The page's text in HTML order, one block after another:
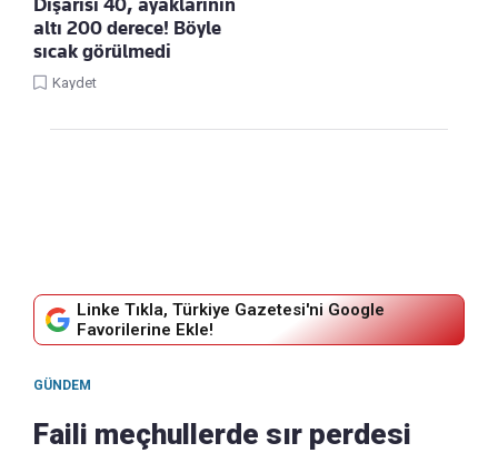
Dışarısı 40, ayaklarının
altı 200 derece! Böyle
sıcak görülmedi
Kaydet
Linke Tıkla, Türkiye Gazetesi'ni Google
Favorilerine Ekle!
GÜNDEM
Faili meçhullerde sır perdesi